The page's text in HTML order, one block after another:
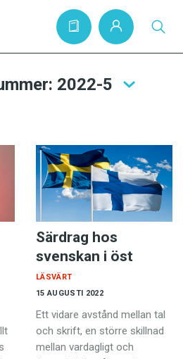
2022-5
Särdrag hos
svenskan i öst
15 AUGUSTI 2022
LÄSVÄRT
Ett vidare avstånd mellan tal
och skrift, en större skillnad
mellan vardagligt och